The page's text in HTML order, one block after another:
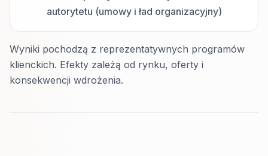
autorytetu (umowy i ład organizacyjny)
Wyniki pochodzą z reprezentatywnych programów
klienckich. Efekty zależą od rynku, oferty i
konsekwencji wdrożenia.